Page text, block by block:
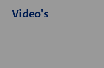
Video's